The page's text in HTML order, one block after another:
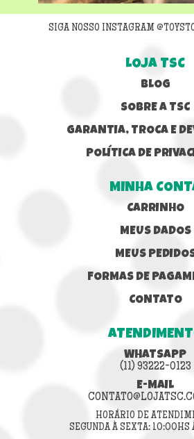
SIGA NOSSO INSTAGRAM
LOJA TSC
BLOG
SOBRE A TSC
GARANTIA, TROCA E
POLÍTICA DE
MINHA
CARRINHO
MEUS DADOS
MEUS
FORMAS DE
CONTATO
WHATSAPP
(11) 93222-0123
E-MAIL
HORÁRIO DE
SEGUNDA À SEXTA: 10:00HS